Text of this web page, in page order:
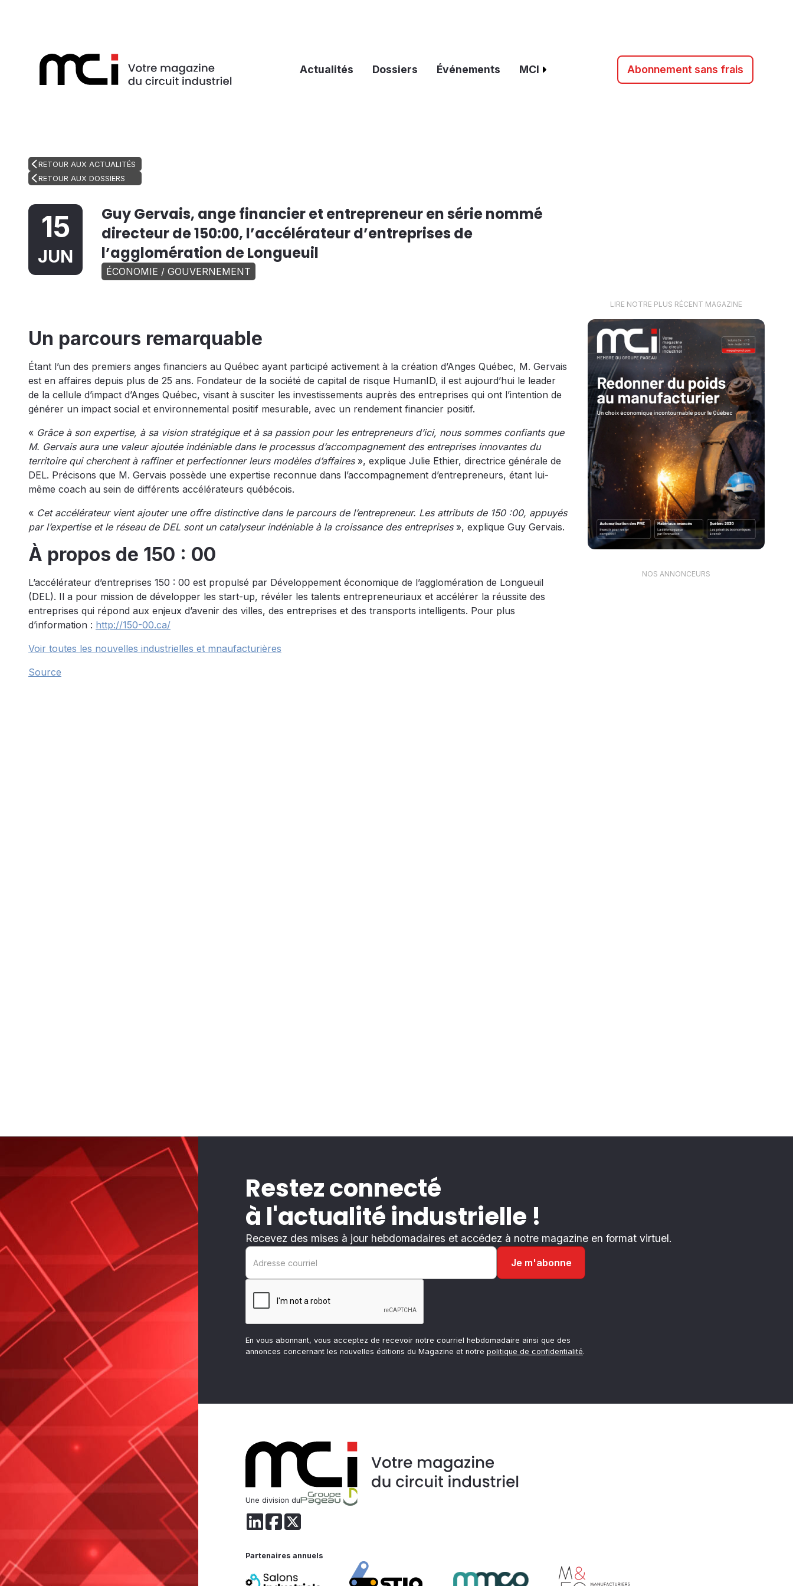
Actualités Dossiers Événements MCI Abonnement sans frais
RETOUR AUX ACTUALITÉS
RETOUR AUX DOSSIERS
15
JUN
Guy Gervais, ange financier et entrepreneur en série nommé
directeur de 150:00, l’accélérateur d’entreprises de
l’agglomération de Longueuil
ÉCONOMIE / GOUVERNEMENT
Un parcours remarquable
Étant l’un des premiers anges financiers au Québec ayant participé activement à la création d’Anges Québec, M. Gervais
est en affaires depuis plus de 25 ans. Fondateur de la société de capital de risque HumanID, il est aujourd’hui le leader
de la cellule d’impact d’Anges Québec, visant à susciter les investissements auprès des entreprises qui ont l’intention de
générer un impact social et environnemental positif mesurable, avec un rendement financier positif.
« Grâce à son expertise, à sa vision stratégique et à sa passion pour les entrepreneurs d’ici, nous sommes confiants que
M. Gervais aura une valeur ajoutée indéniable dans le processus d’accompagnement des entreprises innovantes du
territoire qui cherchent à raffiner et perfectionner leurs modèles d’affaires», explique Julie Ethier, directrice générale de
DEL. Précisons que M. Gervais possède une expertise reconnue dans l’accompagnement d’entrepreneurs, étant lui-
même coach au sein de différents accélérateurs québécois.
« Cet accélérateur vient ajouter une offre distinctive dans le parcours de l’entrepreneur. Les attributs de 150 :00, appuyés
par l’expertise et le réseau de DEL sont un catalyseur indéniable à la croissance des entreprises», explique Guy Gervais.
À propos de 150 : 00
L’accélérateur d’entreprises 150 : 00 est propulsé par Développement économique de l’agglomération de Longueuil
(DEL). Il a pour mission de développer les start-up, révéler les talents entrepreneuriaux et accélérer la réussite des
entreprises qui répond aux enjeux d’avenir des villes, des entreprises et des transports intelligents. Pour plus
d’information : http://150-00.ca/
Voir toutes les nouvelles industrielles et mnaufacturières
Source
LIRE NOTRE PLUS RÉCENT MAGAZINE
NOS ANNONCEURS
Restez connecté
à l'actualité industrielle !
Recevez des mises à jour hebdomadaires et accédez à notre magazine en format virtuel.
En vous abonnant, vous acceptez de recevoir notre courriel hebdomadaire ainsi que des
annonces concernant les nouvelles éditions du Magazine et notre politique de confidentialité.
Une division du
Partenaires annuels